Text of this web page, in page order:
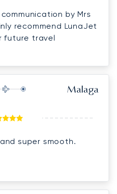
by Mrs
recommend LunaJet
future travel
Malaga
super smooth.